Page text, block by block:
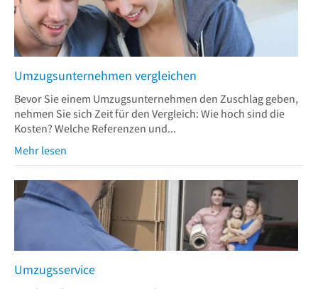
Umzugsunternehmen vergleichen
Bevor Sie einem Umzugsunternehmen den Zuschlag geben,
nehmen Sie sich Zeit für den Vergleich: Wie hoch sind die
Kosten? Welche Referenzen und...
Mehr lesen
Umzugsservice